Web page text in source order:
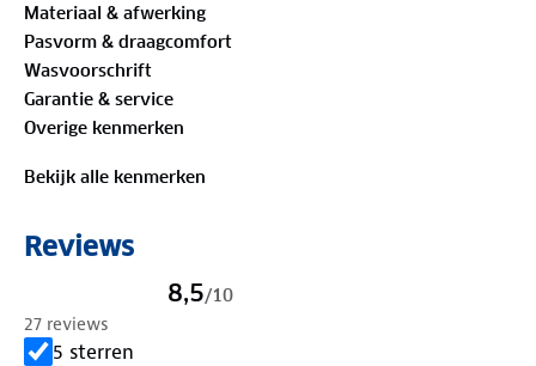
Materiaal:
60% acryl, 11% wol, 4% elastaan, 25% nylon
Is je kleding aan vervanging toe? Lever het in bij
onze winkels. Wij geven er een nieuwe bestemming
Model is 1m84 en draagt maat M
Materiaal & afwerking
Pasvorm & draagcomfort
Wasvoorschrift
Garantie & service
Overige kenmerken
Bekijk alle kenmerken
Reviews
8,5/10
27 reviews
5 sterren